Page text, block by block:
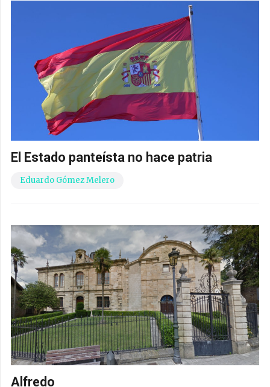
El Estado panteísta no hace patria
Eduardo Gómez Melero
Alfredo